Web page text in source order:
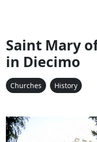
Saint Mary
in Diecimo
Churches History